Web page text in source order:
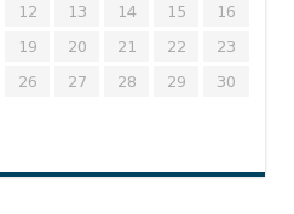
12 13 14 15
16
19 20 21 22
23
26 27 28 29
30